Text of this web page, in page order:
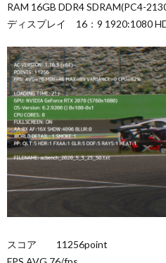
RAM 16GB DDR4 SDRAM(PC4-
ディスプレイ 16：9 1920:1080
スコア 11256point